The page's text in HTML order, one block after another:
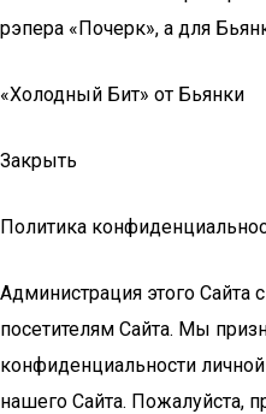
рэпера «Почерк», а для
«Холодный Бит» от Бьянки
Закрыть
Политика
Администрация этого Сайта
посетителям Сайта. Мы
конфиденциальности
нашего Сайта. Пожалуйста,